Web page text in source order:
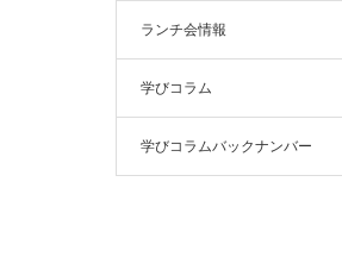
ランチ会情報
学びコラム
学びコラムバックナンバー